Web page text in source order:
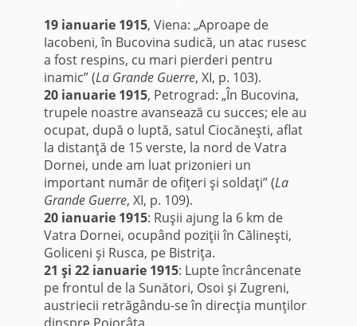
19 ianuarie 1915, Viena: „Aproape de
Iacobeni, în Bucovina sudică, un atac rusesc
a fost respins, cu mari pierderi pentru
inamic” (La Grande Guerre, XI, p. 103).
20 ianuarie 1915, Petrograd: „În Bucovina,
trupele noastre avansează cu succes; ele au
ocupat, după o luptă, satul Ciocăneşti, aflat
la distanţă de 15 verste, la nord de Vatra
Dornei, unde am luat prizonieri un
important număr de ofiţeri şi soldaţi” (La
Grande Guerre, XI, p. 109).
20 ianuarie 1915: Ruşii ajung la 6 km de
Vatra Dornei, ocupând poziţii în Călineşti,
Goliceni şi Rusca, pe Bistriţa.
21 şi 22 ianuarie 1915: Lupte încrâncenate
pe frontul de la Sunători, Osoi şi Zugreni,
austriecii retrăgându-se în direcţia munţilor